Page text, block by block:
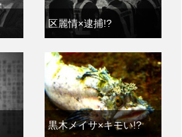
区麗情×逮捕!?
黒木メイサ×キモい!?